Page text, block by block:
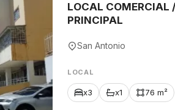
LOCAL
PRINCIPAL
San Antonio
LOCAL
x3 x1 76 m²